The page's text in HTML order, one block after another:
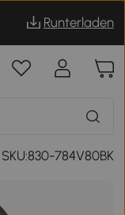
Runterladen
SKU:830-784V80BK